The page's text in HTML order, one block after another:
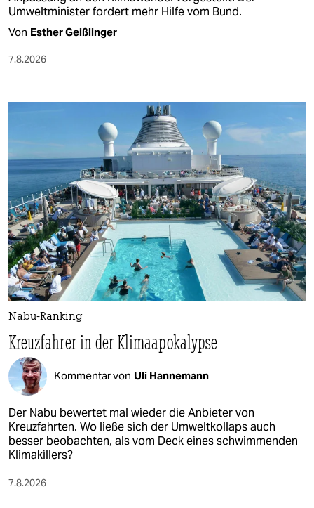
Umweltminister fordert mehr Hilfe vom Bund.
Von Esther Geißlinger
7.8.2026
Nabu-Ranking
Kreuzfahrer in der Klimaapokalypse
Kommentar von Uli Hannemann
Der Nabu bewertet mal wieder die Anbieter von
Kreuzfahrten. Wo ließe sich der Umweltkollaps auch
besser beobachten, als vom Deck eines schwimmenden
Klimakillers?
7.8.2026